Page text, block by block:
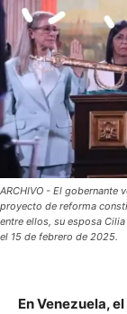
ARCHIVO - El gobernante
proyecto de reforma
entre ellos, su esposa
el 15 de febrero de 2025.
En Venezuela,